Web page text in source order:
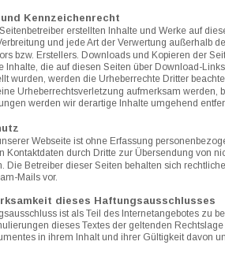
Kennzeichenrecht
erstellten Inhalte und Werke auf
und jede Art der Verwertung
bzw. Erstellers. Downloads und Kopieren der
Inhalte, die auf diesen Seiten über Download-
wurden, werden die Urheberrechte Dritter
Urheberrechtsverletzung aufmerksam
werden wir derartige Inhalte umgehend
Webseite ist ohne Erfassung
Kontaktdaten durch Dritte zur Übersendung von
Die Betreiber dieser Seiten behalten sich
Mails vor.
dieses Haftungsausschlusses
ist als Teil des Internetangebotes zu
dieses Textes der geltenden
in ihrem Inhalt und ihrer Gültigkeit davon